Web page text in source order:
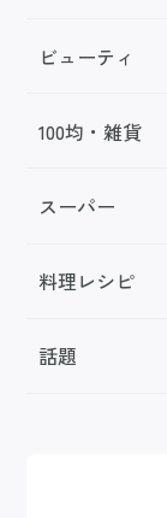
ビューティ
100均・雑貨
スーパー
料理レシピ
話題